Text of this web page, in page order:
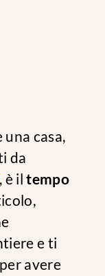
casa,
da
, è iltempo
e ti
avere